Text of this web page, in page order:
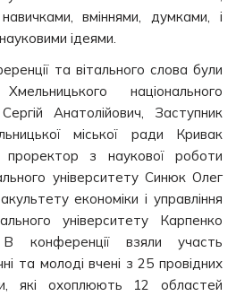
вміннями, думками, і
ідеями.
та вітального слова були
національного
Анатолійович, Заступник
міської ради Кривак
з наукової роботи
університету Синюк Олег
економіки і управління
університету Карпенко
В конференції взяли участь
та молоді вчені з 25 провідних
які охоплюють 12 областей